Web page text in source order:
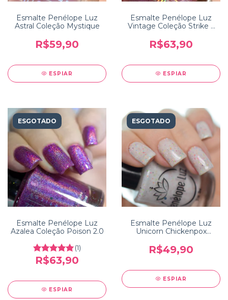
Esmalte Penélope Luz
Astral Coleção Mystique
R$59,90
ESPIAR
Esmalte Penélope Luz
Vintage Coleção Strike a
R$63,90
ESPIAR
ESGOTADO
Esmalte Penélope Luz
Azalea Coleção Poison 2.0
(1)
R$63,90
ESPIAR
ESGOTADO
Esmalte Penélope Luz
Unicorn Chickenpox
R$49,90
ESPIAR